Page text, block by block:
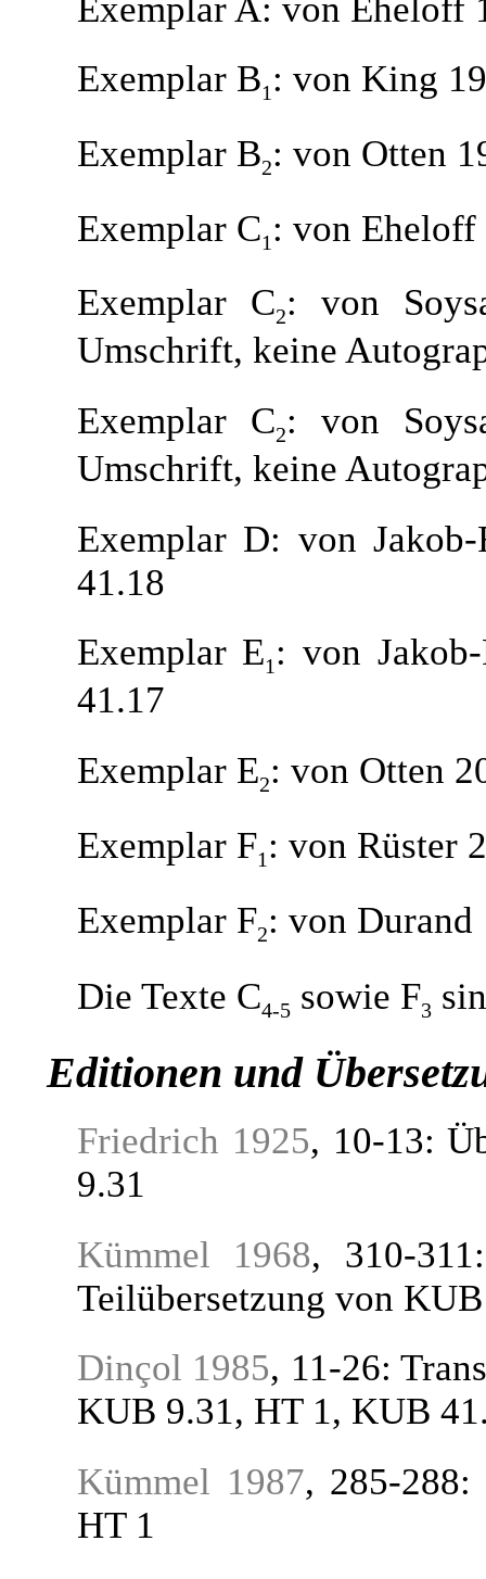
Exemplar A: von Eheloff
Exemplar B1 : von King
Exemplar B2: von Otten
Exemplar C1 : von
Exemplar C2: von
Umschrift, keine
Exemplar C2: von
Umschrift, keine
Exemplar D: von
41.18
Exemplar E1: von
41.17
Exemplar E2: von Otten
Exemplar F1 : von Rüster
Exemplar F2: von
Die Texte C4-5 sowie F3
Editionen und
Friedrich 1925, 10-13:
9.31
Kümmel 1968, 310-
Teilübersetzung von
Dinçol 1985, 11-26:
KUB 9.31, HT 1, KUB
Kümmel 1987, 285-288:
HT 1